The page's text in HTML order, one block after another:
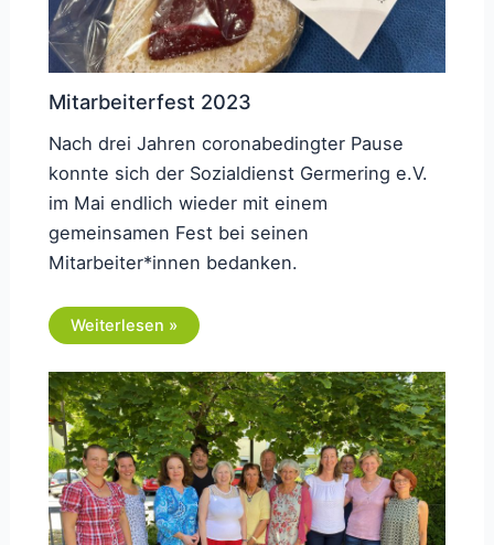
Mitarbeiterfest 2023
Nach drei Jahren coronabedingter Pause
konnte sich der Sozialdienst Germering e.V.
im Mai endlich wieder mit einem
gemeinsamen Fest bei seinen
Mitarbeiter*innen bedanken.
Weiterlesen »